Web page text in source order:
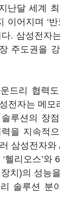
난달 세계
이어지며 ‘
. 삼성전자
주도권을
드리 협력
전자는 메모
루션의 장
을 지속적
삼성전자와
‘헬리오스’와 6
치 )의 성능
솔루션 분